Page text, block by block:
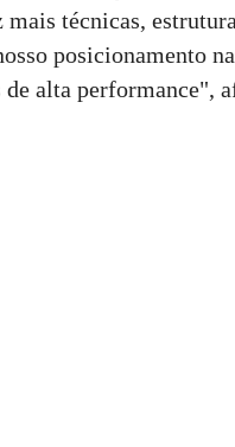
mais técnicas,
posicionamento
de alta performance",